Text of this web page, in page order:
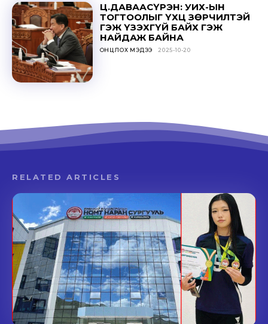
Ц.ДАВААСҮРЭН: УИХ-ЫН
ТОГТООЛЫГ ҮХЦ ЗӨРЧИЛТЭЙ
ГЭЖ ҮЗЭХГҮЙ БАЙХ ГЭЖ
НАЙДАЖ БАЙНА
ОНЦЛОХ МЭДЭЭ 2025-10-20
RELATED ARTICLES